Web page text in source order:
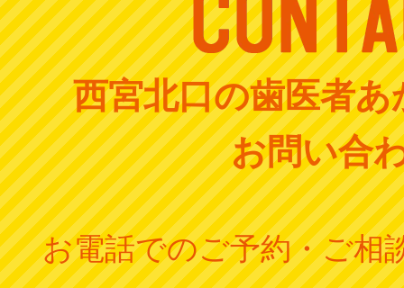
西宮北口の歯医者あ
お問い合
お電話でのご予約・ご相